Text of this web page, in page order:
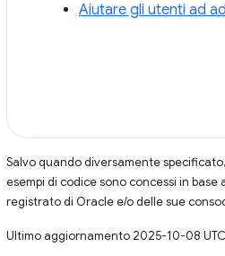
Aiutare gli utenti ad
Salvo quando diversamente
esempi di codice sono concessi in base
registrato di Oracle e/o delle sue
Ultimo aggiornamento 2025-10-08